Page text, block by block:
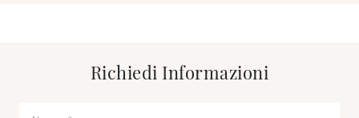
Richiedi Informazioni